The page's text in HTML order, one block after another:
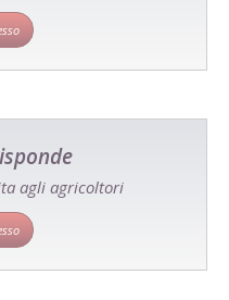
agli agricoltori